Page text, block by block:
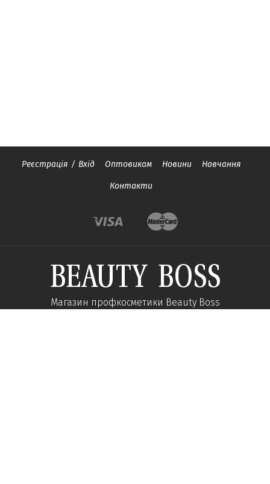
Реєстрація / Вхід Оптовикам Новини Навчання
Контакти
Магазин профкосметики Beauty Boss